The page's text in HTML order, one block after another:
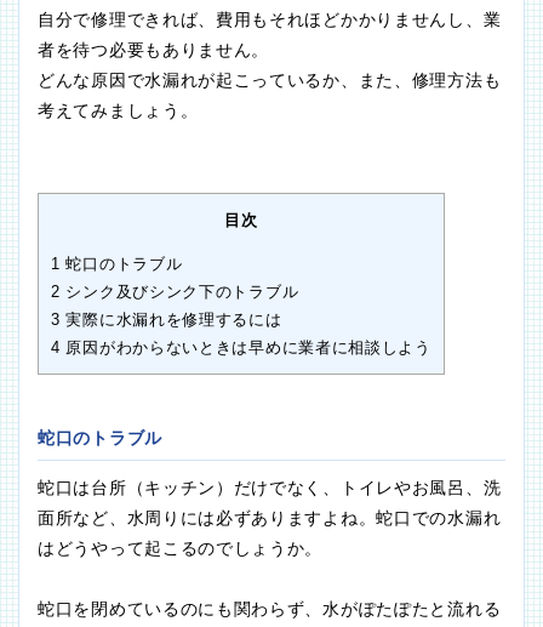
自分で修理できれば、費用もそれほどかかりませんし、業
者を待つ必要もありません。
どんな原因で水漏れが起こっているか、また、修理方法も
考えてみましょう。
目次
1 蛇口のトラブル
2 シンク及びシンク下のトラブル
3 実際に水漏れを修理するには
4 原因がわからないときは早めに業者に相談しよう
蛇口のトラブル
蛇口は台所（キッチン）だけでなく、トイレやお風呂、洗
面所など、水周りには必ずありますよね。蛇口での水漏れ
はどうやって起こるのでしょうか。
蛇口を閉めているのにも関わらず、水がぽたぽたと流れる